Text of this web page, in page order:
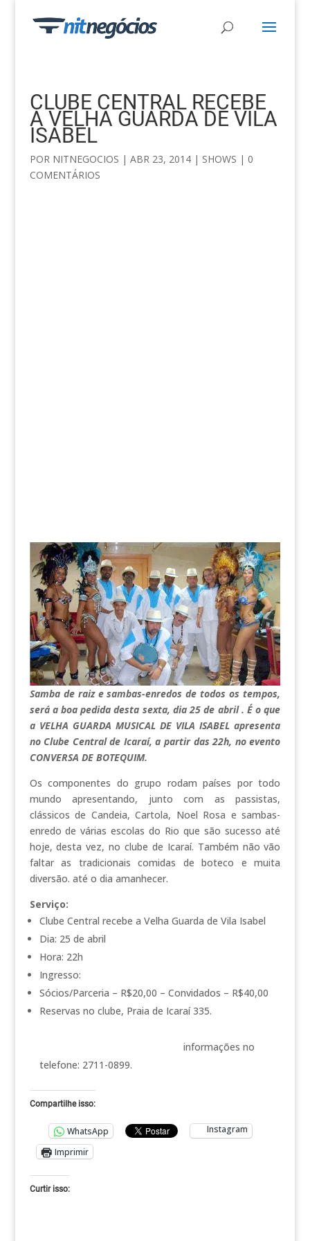
CLUBE CENTRAL RECEBE
A VELHA GUARDA DE VILA
ISABEL
POR NITNEGOCIOS | ABR 23, 2014| SHOWS | 0
COMENTÁRIOS
Samba de raiz e sambas-enredos de todos os tempos,
será a boa pedida desta sexta, dia 25 de abril . É o que
a VELHA GUARDA MUSICAL DE VILA ISABEL apresenta
no Clube Central de Icaraí, a partir das 22h, no evento
CONVERSA DE BOTEQUIM.
Os componentes do grupo rodam países por todo
mundo apresentando, junto com as passistas,
clássicos de Candeia, Cartola, Noel Rosa e sambas-
enredo de várias escolas do Rio que são sucesso até
hoje, desta vez, no clube de Icaraí. Também não vão
faltar as tradicionais comidas de boteco e muita
diversão. até o dia amanhecer.
Serviço:
Clube Central recebe a Velha Guarda de Vila Isabel
Dia: 25 de abril
Hora: 22h
Ingresso:
Sócios/Parceria – R$20,00 – Convidados – R$40,00
Reservas no clube, Praia de Icaraí 335.
informações no
telefone: 2711-0899.
Compartilhe isso:
WhatsApp
Instagram
Imprimir
Curtir isso: